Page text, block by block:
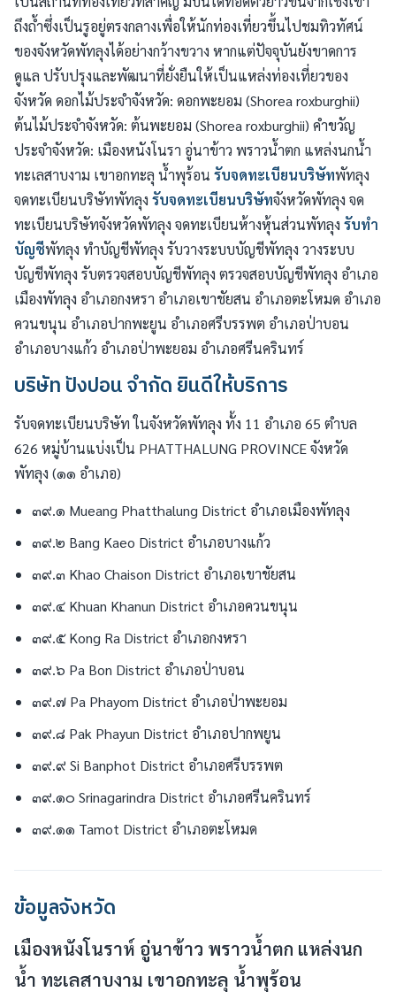
ถึงถ้ำซึ่งเป็นรูอยู่ตรงกลางเพื่อให้นักท่องเที่ยวขึ้นไปชมทิวทัศน์
ของจังหวัดพัทลุงได้อย่างกว้างขวาง หากแต่ปัจจุบันยังขาดการ
ดูแล ปรับปรุงและพัฒนาที่ยั่งยืนให้เป็นแหล่งท่องเที่ยวของ
จังหวัด ดอกไม้ประจำจังหวัด: ดอกพะยอม (Shorea roxburghii)
ต้นไม้ประจำจังหวัด: ต้นพะยอม (Shorea roxburghii) คำขวัญ
ประจำจังหวัด: เมืองหนังโนรา อู่นาข้าว พราวน้ำตก แหล่งนกน้ำ
ทะเลสาบงาม เขาอกทะลุ น้ำพุร้อน รับจดทะเบียนบริษัทพัทลุง
จดทะเบียนบริษัทพัทลุง รับจดทะเบียนบริษัทจังหวัดพัทลุง จด
ทะเบียนบริษัทจังหวัดพัทลุง จดทะเบียนห้างหุ้นส่วนพัทลุง รับทำ
บัญชีพัทลุง ทำบัญชีพัทลุง รับวางระบบบัญชีพัทลุง วางระบบ
บัญชีพัทลุง รับตรวจสอบบัญชีพัทลุง ตรวจสอบบัญชีพัทลุง อำเภอ
เมืองพัทลุง อำเภอกงหรา อำเภอเขาชัยสน อำเภอตะโหมด อำเภอ
ควนขนุน อำเภอปากพะยูน อำเภอศรีบรรพต อำเภอป่าบอน
อำเภอบางแก้ว อำเภอป่าพะยอม อำเภอศรีนครินทร์
บริษัท ปังปอน จำกัด ยินดีให้บริการ
รับจดทะเบียนบริษัท ในจังหวัดพัทลุง ทั้ง 11 อำเภอ 65 ตำบล
626 หมู่บ้านแบ่งเป็น PHATTHALUNG PROVINCE จังหวัด
พัทลุง (๑๑ อำเภอ)
๓๙.๑ Mueang Phatthalung District อำเภอเมืองพัทลุง
๓๙.๒ Bang Kaeo District อำเภอบางแก้ว
๓๙.๓ Khao Chaison District อำเภอเขาชัยสน
๓๙.๔ Khuan Khanun District อำเภอควนขนุน
๓๙.๕ Kong Ra District อำเภอกงหรา
๓๙.๖ Pa Bon District อำเภอป่าบอน
๓๙.๗ Pa Phayom District อำเภอป่าพะยอม
๓๙.๘ Pak Phayun District อำเภอปากพยูน
๓๙.๙ Si Banphot District อำเภอศรีบรรพต
๓๙.๑๐ Srinagarindra District อำเภอศรีนครินทร์
๓๙.๑๑ Tamot District อำเภอตะโหมด
ข้อมูลจังหวัด
เมืองหนังโนราห์ อู่นาข้าว พราวน้ำตก แหล่งนก
น้ำ ทะเลสาบงาม เขาอกทะลุ น้ำพุร้อน